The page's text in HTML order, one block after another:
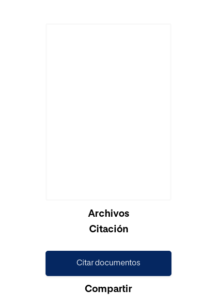
Archivos
Citación
Citar documentos
Compartir